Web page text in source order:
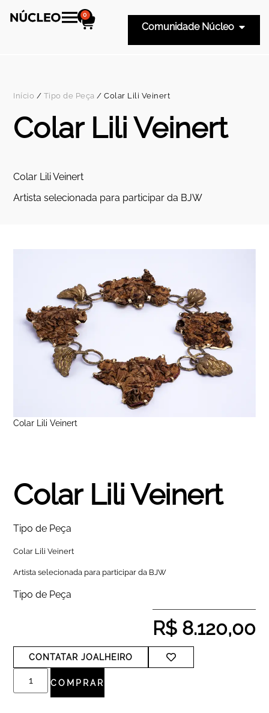
0
Comunidade Núcleo
Início / Tipo de Peça / Colar Lili Veinert
Colar Lili Veinert
Colar Lili Veinert
Artista selecionada para participar da BJW
Colar Lili Veinert
Colar Lili Veinert
Tipo de Peça
Colar Lili Veinert
Artista selecionada para participar da BJW
Tipo de Peça
R$8.120,00
CONTATAR JOALHEIRO
COMPRAR